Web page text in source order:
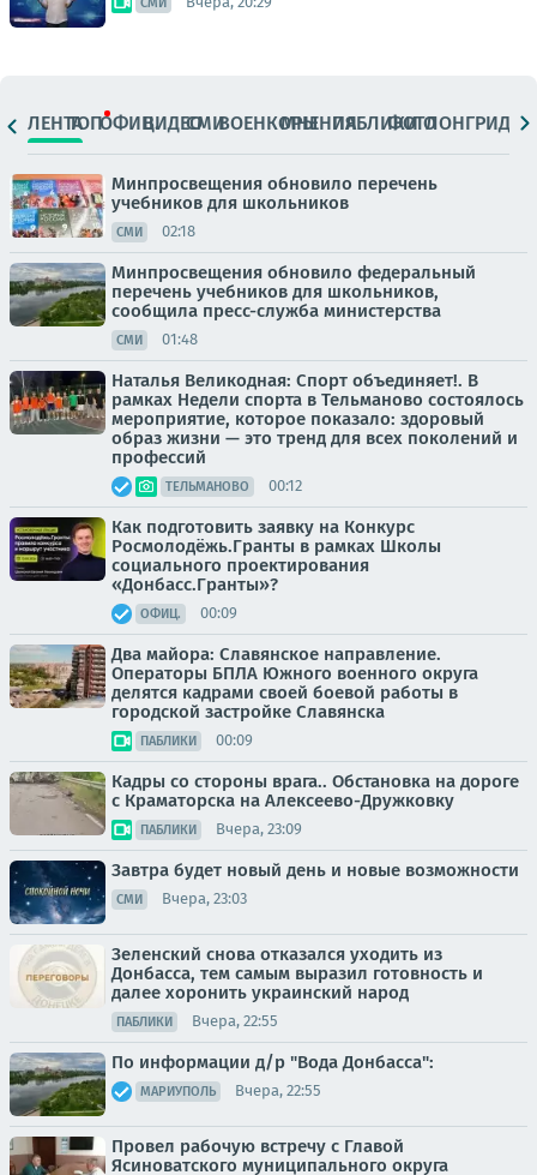
ЛЕНТАТОПОФИЦ.ВИДЕОСМИВОЕНКОРЫМНЕНИЯПАБЛИКИ
ФОТОЛОНГРИДЫ
Минпросвещения обновило перечень
учебников для школьников
СМИ 02:18
Минпросвещения обновило федеральный
перечень учебников для школьников,
сообщила пресс-служба министерства
СМИ 01:48
Наталья Великодная: Спорт объединяет!. В
рамках Недели спорта в Тельманово состоялось
мероприятие, которое показало: здоровый
образ жизни — это тренд для всех поколений и
профессий
ТЕЛЬМАНОВО 00:12
Как подготовить заявку на Конкурс
Росмолодёжь.Гранты в рамках Школы
социального проектирования
«Донбасс.Гранты»?
ОФИЦ. 00:09
Два майора: Славянское направление.
Операторы БПЛА Южного военного округа
делятся кадрами своей боевой работы в
городской застройке Славянска
ПАБЛИКИ 00:09
Кадры со стороны врага.. Обстановка на дороге
с Краматорска на Алексеево-Дружковку
ПАБЛИКИ Вчера, 23:09
Завтра будет новый день и новые возможности
СМИ Вчера, 23:03
Зеленский снова отказался уходить из
Донбасса, тем самым выразил готовность и
далее хоронить украинский народ
ПАБЛИКИ Вчера, 22:55
По информации д/р "Вода Донбасса":
МАРИУПОЛЬ Вчера, 22:55
Провел рабочую встречу с Главой
Ясиноватского муниципального округа